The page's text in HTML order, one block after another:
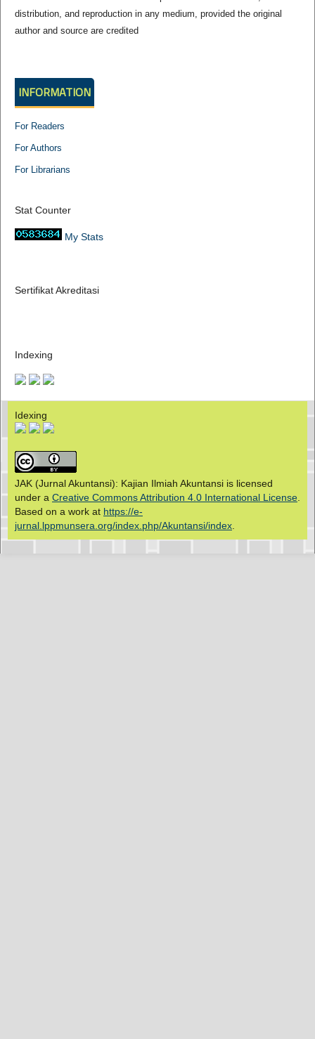
distribution, and reproduction in any medium, provided the original
author and source are credited
INFORMATION
For Readers
For Authors
For Librarians
Stat Counter
My Stats
Sertifikat Akreditasi
Indexing
Idexing
JAK (Jurnal Akuntansi): Kajian Ilmiah Akuntansi is licensed
under a Creative Commons Attribution 4.0 International License.
Based on a work at https://e-
jurnal.lppmunsera.org/index.php/Akuntansi/index.